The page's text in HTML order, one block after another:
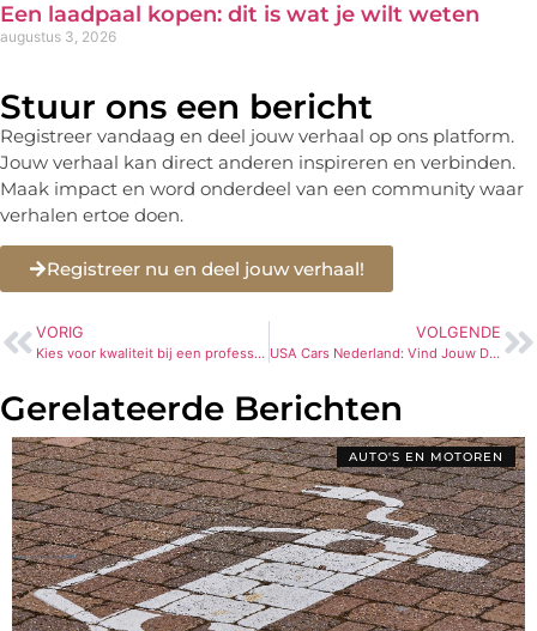
Een laadpaal kopen: dit is wat je wilt weten
augustus 3, 2026
Stuur ons een bericht
Registreer vandaag en deel jouw verhaal op ons platform.
Jouw verhaal kan direct anderen inspireren en verbinden.
Maak impact en word onderdeel van een community waar
verhalen ertoe doen.
Registreer nu en deel jouw verhaal!
VORIG
Kies voor kwaliteit bij een professionele dealer voor heftruckbanden
VOLGENDE
USA Cars Nederland: Vind Jouw Droomauto Bij Lans Auto
Gerelateerde Berichten
AUTO'S EN MOTOREN